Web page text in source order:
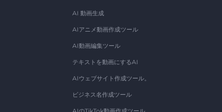
AI 動画生成
AIアニメ動画作成ツール
AI動画編集ツール
テキストを動画にするAI
AIウェブサイト作成ツール。
ビジネス名作成ツール